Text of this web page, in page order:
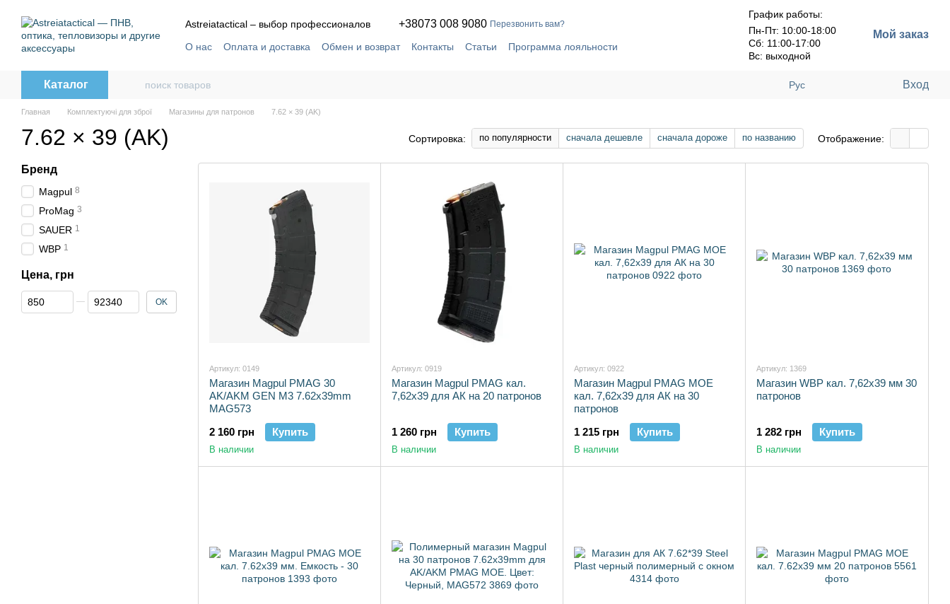
Astreiatactical – выбор профессионалов
+38073 008 9080 Перезвонить вам?
О нас Оплата и доставка Обмен и возврат Контакты Статьи
Программа лояльности
График работы:
Пн-Пт: 10:00-18:00
Сб: 11:00-17:00
Вс: выходной
Мой заказ
Каталог Рус Вход
Главная Комплектуючі для зброї Магазины для патронов 7.62 × 39 (AK)
7.62 × 39 (AK) Сортировка: по популярности сначала дешевле сначала дороже по названию Отображение:
Артикул: 0149
Магазин Magpul PMAG 30
AK/AKM GEN M3 7.62x39mm
MAG573
2 160 грн
Купить
В наличии
Артикул: 0919
Магазин Magpul PMAG кал.
7,62x39 для АК на 20 патронов
1 260 грн Купить
В наличии
Артикул: 0922
Магазин Magpul PMAG MOE
кал. 7,62x39 для АК на 30
патронов
1 215 грн
Купить
В наличии
Артикул: 1369
Магазин WBP кал. 7,62х39 мм 30
патронов
1 282 грн Купить
В наличии
Бренд
Magpul 8
ProMag 3
SAUER 1
WBP 1
Цена, грн
От Цена, грн
До Цена, грн OK